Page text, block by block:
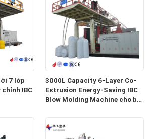
7 lớp
IBC
3000L Capacity 6-Layer Co-
Extrusion Energy-Saving IBC
Blow Molding Machine cho bể